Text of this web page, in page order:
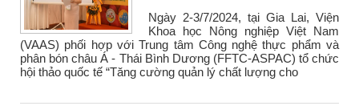
Ngày 2-3/7/2024, tại Gia Lai, Viện
Khoa học Nông nghiệp Việt Nam
(VAAS) phối hợp với Trung tâm Công nghệ thực phẩm và
phân bón châu Á - Thái Bình Dương (FFTC-ASPAC) tổ chức
hội thảo quốc tế “Tăng cường quản lý chất lượng cho